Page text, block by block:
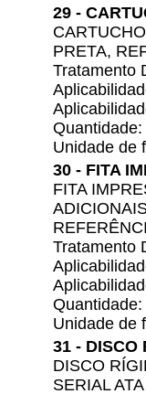
29 -
PRETA,
Tratamento
Quantidade:
Unidade de
30 - FITA
FITA
Tratamento
Quantidade:
Unidade de
31 - DISCO
DISCO
SERIAL